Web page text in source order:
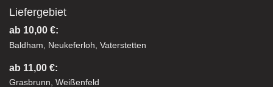
Liefergebiet
ab 10,00 €:
Baldham, Neukeferloh, Vaterstetten
ab 11,00 €:
Grasbrunn, Weißenfeld